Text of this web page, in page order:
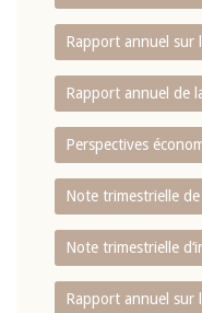
Rapport annuel sur
Rapport annuel de
Perspectives
Note trimestrielle
Note trimestrielle
Rapport annuel sur